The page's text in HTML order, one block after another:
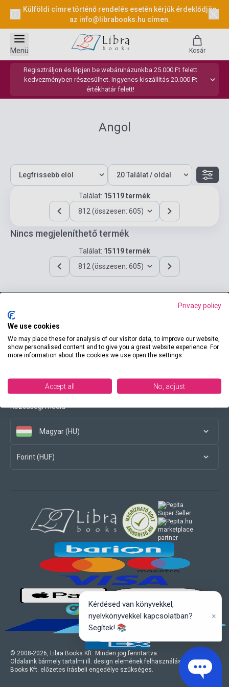
Külföldi címre történő rendelés esetén kérjük érdeklődjön
az info@librabooks.hu címen.
Regisztráljon és lépjen be webáruházunkba 25.000 Ft felett
kedvezményben részesülhet. Ingyenes kiszállítás 20.000 Ft
értékhatár felett!
Menü Kosár
Angol
Találat: 15119 termék
812 (összesen: 605)
Nincs megjeleníthető termék
Találat: 15119 termék
812 (összesen: 605)
Elérhetőségeink
Közösségi média
Magyar (HU)
Forint (HUF)
© 2008-2026, Libra Books Kft. Minden jog fenntartva.
Oldalaink bármely tartalmi ill. design elemének felhasználásához a Libra
Books Kft. előzetes írásbeli engedélye szükséges.
marketplace
partner
Privacy policy
We use cookies
We may place these for analysis of our visitor data, to improve our website,
show personalised content and to give you a great website experience. For
more information about the cookies we use open the settings.
Accept all No, adjust
Kérdésed van könyvekkel,
nyelvkönyvekkel kapcsolatban?
Segítek! 📚
×